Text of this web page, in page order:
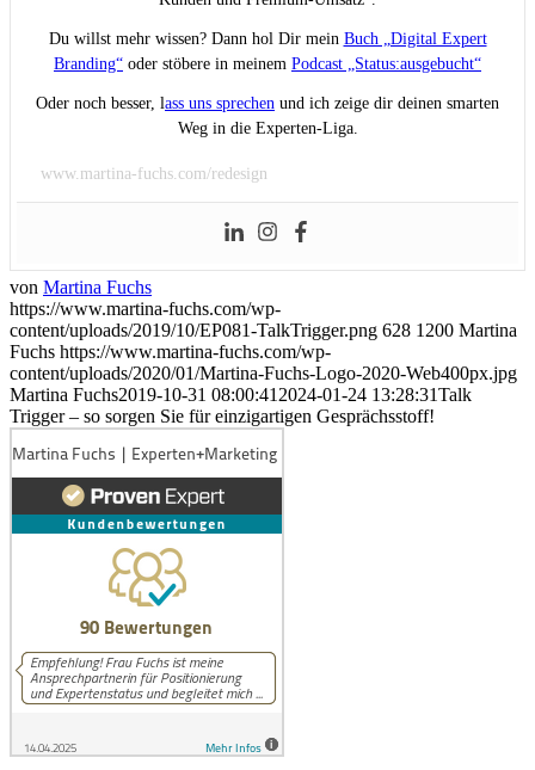
Du willst mehr wissen? Dann hol Dir mein Buch „Digital Expert
Branding“ oder stöbere in meinem Podcast „Status:ausgebucht“
Oder noch besser, lass uns sprechen und ich zeige dir deinen smarten
Weg in die Experten-Liga.
www.martina-fuchs.com/redesign
von Martina Fuchs
https://www.martina-fuchs.com/wp-
content/uploads/2019/10/EP081-TalkTrigger.png 628 1200 Martina
Fuchs https://www.martina-fuchs.com/wp-
content/uploads/2020/01/Martina-Fuchs-Logo-2020-Web400px.jpg
Martina Fuchs2019-10-31 08:00:41 2024-01-24 13:28:31Talk
Trigger – so sorgen Sie für einzigartigen Gesprächsstoff!